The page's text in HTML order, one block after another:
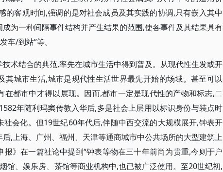
的客观时间,强调的是对社会成员及其实践的协调,只有嵌入其中
为一种间隔事件结构并产生结果的范围,使各事件及其结果具有
车/到站”等。
术结合的典范,率先在城市生活中得到普及。从现代性生发或开
其城市生活,城市是现代性生活世界最先开始的场域。甚至可以
在都市中才得以展现。因而,都市一定是现代性的产物和标志,二
年随利玛窦传教入华后,多是社会上层用以标识身份与装点时
会化。但19世纪60年代后,伴随中西交流的大规模展开,钟表开
,上海、广州、福州、天津等通商城市中公共场所的大型建筑上
》在一篇社论中提到“钟表等物在三十年前尚为贵重,今则于户
馆、娱乐房、茶馆等商业机构中,也已被广泛使用。至20世纪初,